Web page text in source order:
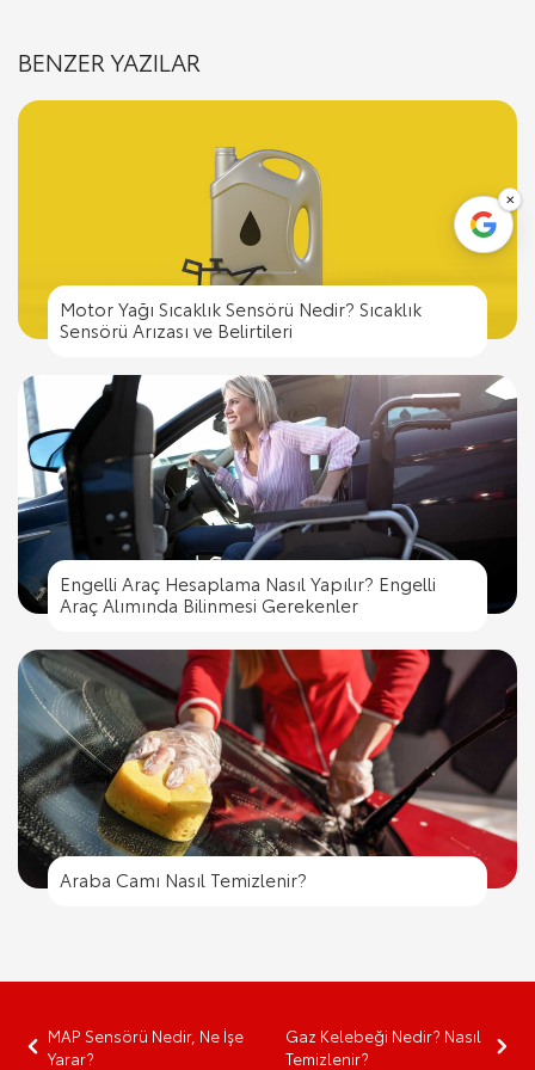
BENZER YAZILAR
Motor Yağı Sıcaklık Sensörü Nedir? Sıcaklık
Sensörü Arızası ve Belirtileri
Engelli Araç Hesaplama Nasıl Yapılır? Engelli
Araç Alımında Bilinmesi Gerekenler
Araba Camı Nasıl Temizlenir?
MAP Sensörü Nedir, Ne İşe
Yarar?
Gaz Kelebeği Nedir? Nasıl
Temizlenir?
×